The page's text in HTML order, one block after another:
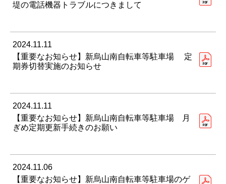
堤の電話機器トラブルにつきまして
2024.11.11
【重要なお知らせ】新烏山南自転車等駐車場 定
期券切替実施のお知らせ
2024.11.11
【重要なお知らせ】新烏山南自転車等駐車場 月
ぎめ定期更新手続きのお願い
2024.11.06
【重要なお知らせ】新烏山南自転車等駐車場のゲ